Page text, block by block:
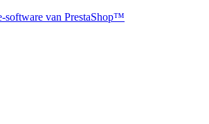
software van PrestaShop™